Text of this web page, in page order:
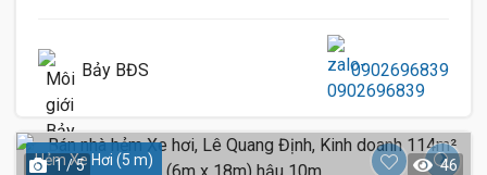
Bảy BĐS 0902696839
Hẻm Xe Hơi (5 m)
1 / 5 46